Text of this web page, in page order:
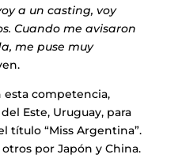
a un casting, voy
Cuando me avisaron
me puse muy
esta competencia,
Este, Uruguay, para
título “Miss Argentina”.
por Japón y China.